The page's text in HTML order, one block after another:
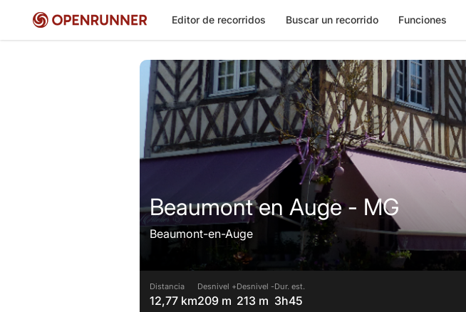
Editor de recorridos Buscar un recorrido Funciones
Beaumont en Auge - MG
Beaumont-en-Auge
Distancia
12,77 km
Desnivel +
209 m
Desnivel -
213 m
Dur. est.
3h45